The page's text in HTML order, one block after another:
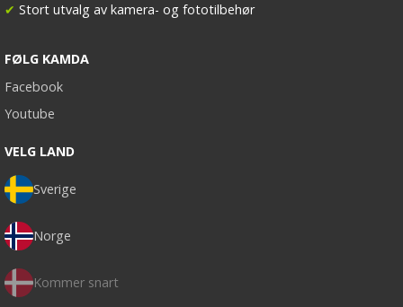
✔ Stort utvalg av kamera- og fototilbehør
FØLG KAMDA
Facebook
Youtube
VELG LAND
Sverige
Norge
Kommer snart